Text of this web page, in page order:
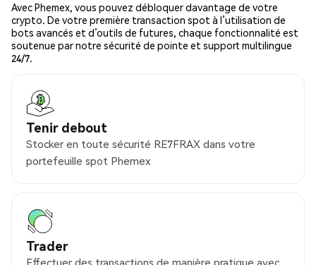
Avec Phemex, vous pouvez débloquer davantage de votre
crypto. De votre première transaction spot à l’utilisation de
bots avancés et d’outils de futures, chaque fonctionnalité est
soutenue par notre sécurité de pointe et support multilingue
24/7.
Tenir debout
Stocker en toute sécurité RE7FRAX dans votre
portefeuille spot Phemex
Trader